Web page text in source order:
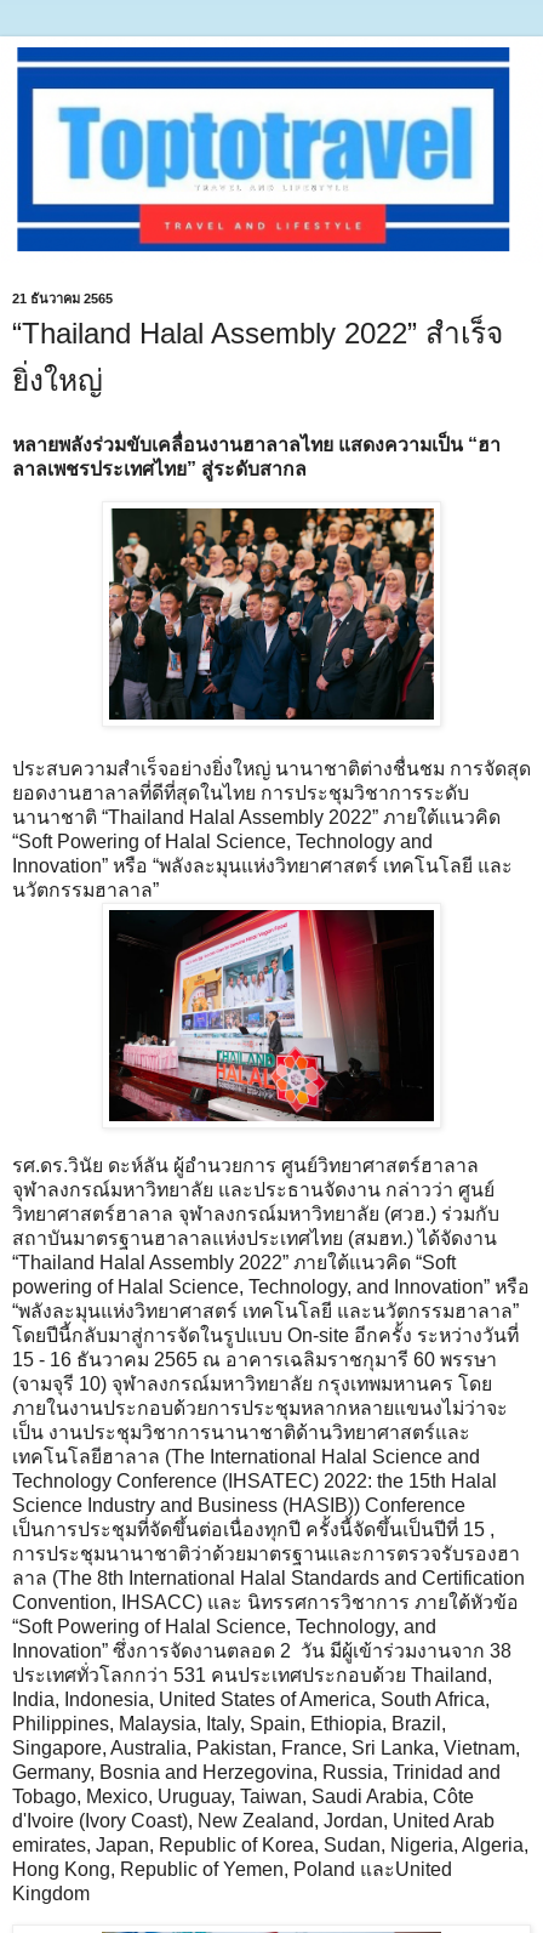
21 ธันวาคม 2565
“Thailand Halal Assembly 2022” สำเร็จ
ยิ่งใหญ่
หลายพลังร่วมขับเคลื่อนงานฮาลาลไทย แสดงความเป็น “ฮา
ลาลเพชรประเทศไทย” สู่ระดับสากล
ประสบความสำเร็จอย่างยิ่งใหญ่ นานาชาติต่างชื่นชม การจัดสุด
ยอดงานฮาลาลที่ดีที่สุดในไทย การประชุมวิชาการระดับ
นานาชาติ “Thailand Halal Assembly 2022” ภายใต้แนวคิด
“Soft Powering of Halal Science, Technology and
Innovation” หรือ “พลังละมุนแห่งวิทยาศาสตร์ เทคโนโลยี และ
นวัตกรรมฮาลาล”
รศ.ดร.วินัย ดะห์ลัน ผู้อำนวยการ ศูนย์วิทยาศาสตร์ฮาลาล
จุฬาลงกรณ์มหาวิทยาลัย และประธานจัดงาน กล่าวว่า ศูนย์
วิทยาศาสตร์ฮาลาล จุฬาลงกรณ์มหาวิทยาลัย (ศวฮ.) ร่วมกับ
สถาบันมาตรฐานฮาลาลแห่งประเทศไทย (สมฮท.) ได้จัดงาน
“Thailand Halal Assembly 2022” ภายใต้แนวคิด “Soft
powering of Halal Science, Technology, and Innovation” หรือ
“พลังละมุนแห่งวิทยาศาสตร์ เทคโนโลยี และนวัตกรรมฮาลาล”
โดยปีนี้กลับมาสู่การจัดในรูปแบบ On-site อีกครั้ง ระหว่างวันที่
15 - 16 ธันวาคม 2565 ณ อาคารเฉลิมราชกุมารี 60 พรรษา
(จามจุรี 10) จุฬาลงกรณ์มหาวิทยาลัย กรุงเทพมหานคร โดย
ภายในงานประกอบด้วยการประชุมหลากหลายแขนงไม่ว่าจะ
เป็น งานประชุมวิชาการนานาชาติด้านวิทยาศาสตร์และ
เทคโนโลยีฮาลาล (The International Halal Science and
Technology Conference (IHSATEC) 2022: the 15th Halal
Science Industry and Business (HASIB)) Conference
เป็นการประชุมที่จัดขึ้นต่อเนื่องทุกปี ครั้งนี้จัดขึ้นเป็นปีที่ 15 ,
การประชุมนานาชาติว่าด้วยมาตรฐานและการตรวจรับรองฮา
ลาล (The 8th International Halal Standards and Certification
Convention, IHSACC) และ นิทรรศการวิชาการ ภายใต้หัวข้อ
“Soft Powering of Halal Science, Technology, and
Innovation” ซึ่งการจัดงานตลอด 2 วัน มีผู้เข้าร่วมงานจาก 38
ประเทศทั่วโลกกว่า 531 คนประเทศประกอบด้วย Thailand,
India, Indonesia, United States of America, South Africa,
Philippines, Malaysia, Italy, Spain, Ethiopia, Brazil,
Singapore, Australia, Pakistan, France, Sri Lanka, Vietnam,
Germany, Bosnia and Herzegovina, Russia, Trinidad and
Tobago, Mexico, Uruguay, Taiwan, Saudi Arabia, Côte
d'Ivoire (Ivory Coast), New Zealand, Jordan, United Arab
emirates, Japan, Republic of Korea, Sudan, Nigeria, Algeria,
Hong Kong, Republic of Yemen, Poland และUnited
Kingdom